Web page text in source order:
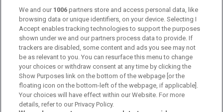
Om oss
Kontakta oss
Kundtjänst
Sponsor: Rekatochklart
Annonsera på Fotbolldirekt
We and our 1006 partners store and access personal data, like
browsing data or unique identifiers, on your device. Selecting I
Accept enables tracking technologies to support the purposes
shown under we and our partners process data to provide. If
trackers are disabled, some content and ads you see may not
be as relevant to you. You can resurface this menu to change
your choices or withdraw consent at any time by clicking the
Show Purposes link on the bottom of the webpage [or the
floating icon on the bottom-left of the webpage, if applicable].
Your choices will have effect within our Website. For more
details, refer to our Privacy Policy.